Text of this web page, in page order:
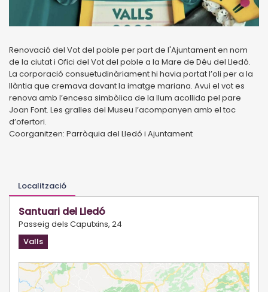
Renovació del Vot del poble per part de l'Ajuntament en nom
de la ciutat i Ofici del Vot del poble a la Mare de Déu del Lledó.
La corporació consuetudinàriament hi havia portat l’oli per a la
llàntia que cremava davant la imatge mariana. Avui el vot es
renova amb l’encesa simbòlica de la llum acollida pel pare
Joan Font. Les gralles del Museu l’acompanyen amb el toc
d’ofertori.
Coorganitzen: Parròquia del Lledó i Ajuntament
Localització
Santuari del Lledó
Passeig dels Caputxins, 24
Valls